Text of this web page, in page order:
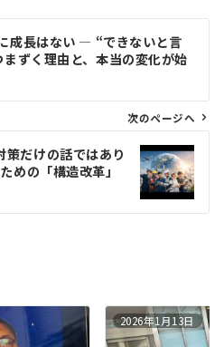
成長はない ― “できないと言
まずく理由と、本当の変化が始
次のページへ
だけの話ではあり
めの「構造改革」
2026年1月13日